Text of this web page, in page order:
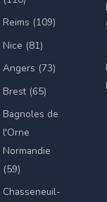
Reims (109)
Nice (81)
Angers (73)
Brest (65)
Bagnoles de
l'Orne
Normandie
(59)
Chasseneuil-